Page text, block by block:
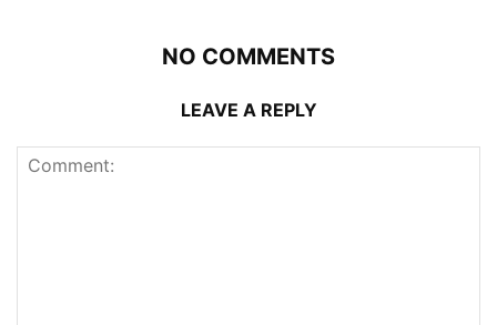
NO COMMENTS
LEAVE A REPLY